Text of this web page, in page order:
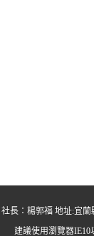
| 社長：楊郭福 地址:宜
建議使用瀏覽器IE10